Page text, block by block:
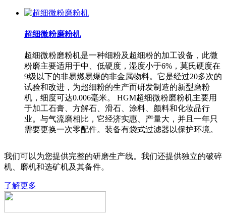
超细微粉磨粉机
超细微粉磨粉机是一种细粉及超细粉的加工设备，此微
粉磨主要适用于中、低硬度，湿度小于6%，莫氏硬度在
9级以下的非易燃易爆的非金属物料。它是经过20多次的
试验和改进，为超细粉的生产而研发制造的新型磨粉
机，细度可达0.006毫米。 HGM超细微粉磨粉机主要用
于加工石膏、方解石、滑石、涂料、颜料和化妆品行
业。与气流磨相比，它经济实惠、产量大，并且一年只
需要更换一次零配件。装备有袋式过滤器以保护环境。
我们可以为您提供完整的研磨生产线。我们还提供独立的破碎
机、磨机和选矿机及其备件。
了解更多